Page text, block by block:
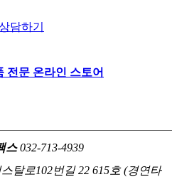
담하기
스032-713-4939
탈로102번길 22 615호 (경연타